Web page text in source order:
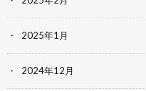
2025年1月
2024年12月